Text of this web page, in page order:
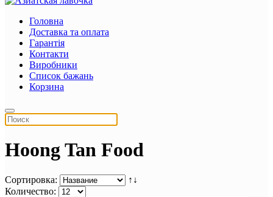
Головна
Доставка та оплата
Гарантія
Контакти
Виробники
Список бажань
Корзина
Hoong Tan Foоd
Сортировка:
↑↓
Количество: